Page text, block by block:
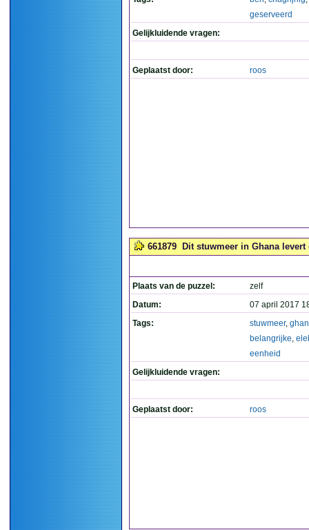
geserveerd
Gelijkluidende vragen:
Geplaatst door: roos
661879 Dit stuwmeer in Ghana
Plaats van de puzzel:
zelf
Datum:
07 april 2017
Tags:
stuwmeer,
belangrijke,
eenheid
Gelijkluidende vragen:
Geplaatst door: roos